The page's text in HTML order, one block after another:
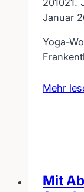
201021.
Januar
Yoga-
Mehr
Mit